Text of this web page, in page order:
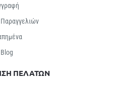
Παραγγελιών
Βlog
ΠΕΛΑΤΩΝ